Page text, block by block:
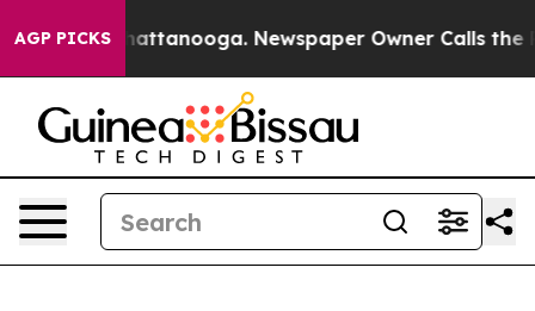
AGP PICKS
in Chattanooga. Newspaper Owner Calls the